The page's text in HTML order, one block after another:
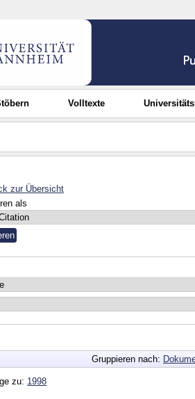
Volltexte
zur Übersicht
als
Gruppieren nach:
zu: 1998